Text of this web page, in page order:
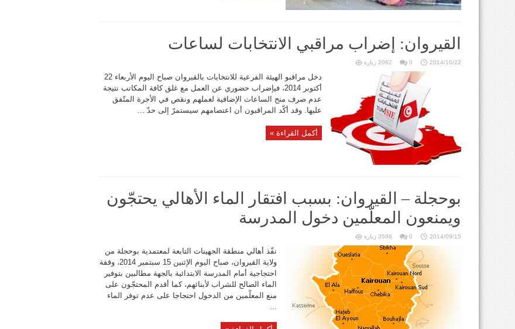
القيروان: إضراب مراقبي الانتخابات لساعات
2014/10/22
0 2082 زيارة
دخل مراقبو الهيئة الفرعية للانتخابات بالقيروان صباح اليوم الأربعاء 22
أكتوبر 2014، فيإضراب حضوري عن العمل مع غلق كافة المكاتب نتيجة
عدم صرف منح الساعات الإضافية لعملهم ونقص في الأجرة المتّفق
عليها. وقد أكّد المراقبون أن اعتصامهم سيستمرّ إلى حدّ ...
أكمل القراءة »
بوحجلة – القيروان: بسبب افتقار الماء الأهالي يحتجّون
ويمنعون المعلّمين دخول المدرسة
2014/09/15
0 3598 زيارة
نفّذ أهالي منطقة الجهينات التابعة لمعتمدية بوحجلة من
ولاية القيروان، صباح اليوم الإثنين 15 سبتمبر 2014، وقفة
احتجاجية أمام المدرسة الابتدائية بالجهة مطالبين بتوفير
الماء الصالح للشراب لأبنائهم، كما أقدم المحتجّون على
منع المعلّمين من الدخول احتجاجا على عدم توفر الماء